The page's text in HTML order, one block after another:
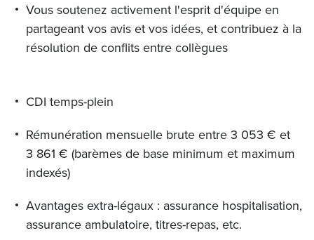
Vous soutenez activement l'esprit d'équipe en
partageant vos avis et vos idées, et contribuez à la
résolution de conflits entre collègues
CDI temps-plein
Rémunération mensuelle brute entre 3 053 € et
3 861 € (barèmes de base minimum et maximum
indexés)
Avantages extra-légaux : assurance hospitalisation,
assurance ambulatoire, titres-repas, etc.